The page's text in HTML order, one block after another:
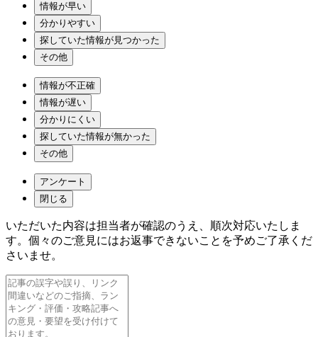
情報が早い
分かりやすい
探していた情報が見つかった
その他
情報が不正確
情報が遅い
分かりにくい
探していた情報が無かった
その他
アンケート
閉じる
いただいた内容は担当者が確認のうえ、順次対応いたしま
す。個々のご意見にはお返事できないことを予めご了承くだ
さいませ。